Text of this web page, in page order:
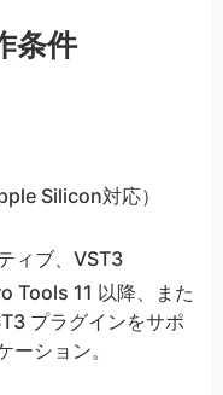
条件
Silicon対応）
ィブ、VST3
Tools 11 以降、また
プラグインをサポ
ション。